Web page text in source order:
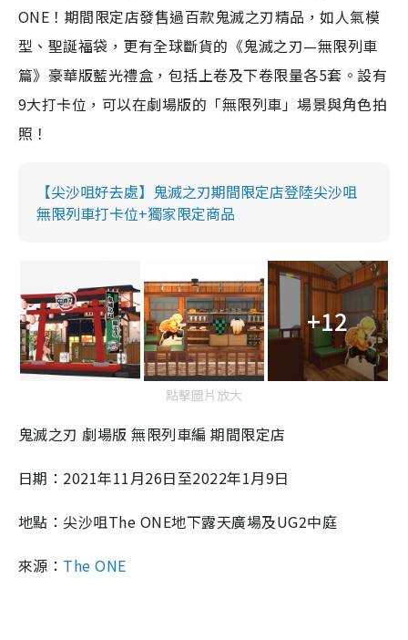
ONE！期間限定店發售過百款鬼滅之刃精品，如人氣模
型、聖誕福袋，更有全球斷貨的 《鬼滅之刃—無限列車
篇》豪華版藍光禮盒，包括上卷及下卷限量各5套。設有
9大打卡位，可以在劇場版的「無限列車」場景與角色拍
照！
【尖沙咀好去處】鬼滅之刃期間限定店登陸尖沙咀
無限列車打卡位+獨家限定商品
+12
點擊圖片放大
鬼滅之刃 劇場版 無限列車編 期間限定店
日期：2021年11月26日至2022年1月9日
地點：尖沙咀The ONE地下露天廣場及UG2中庭
來源： The ONE